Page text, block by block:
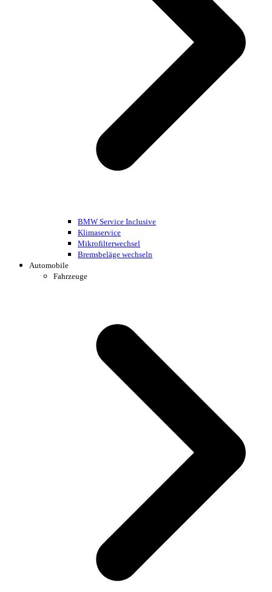
BMW Service Inclusive
Klimaservice
Mikrofilterwechsel
Bremsbeläge wechseln
Automobile
Fahrzeuge